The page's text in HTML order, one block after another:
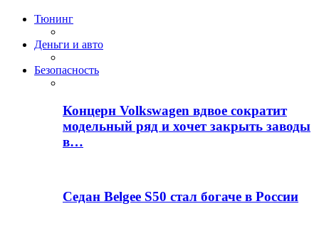
Тюнинг
Деньги и авто
Безопасность
Концерн Volkswagen вдвое сократит
модельный ряд и хочет закрыть заводы
в…
Седан Belgee S50 стал богаче в России